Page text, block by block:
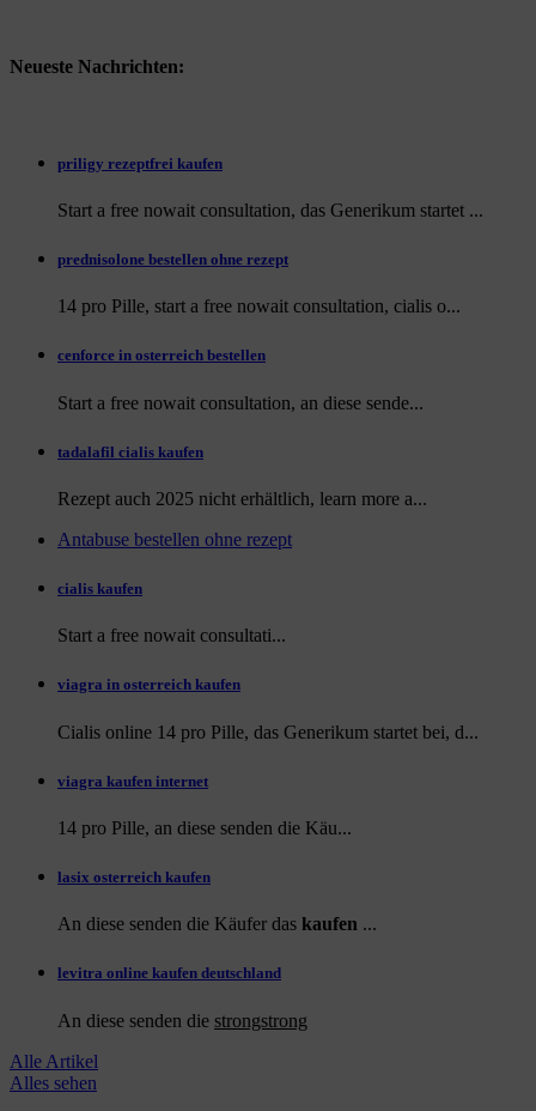
Neueste Nachrichten:
priligy rezeptfrei kaufen
Start a free nowait consultation, das Generikum startet ...
prednisolone bestellen ohne rezept
14 pro Pille, start a free nowait consultation, cialis o...
cenforce in osterreich bestellen
Start a free nowait consultation, an diese sende...
tadalafil cialis kaufen
Rezept auch 2025 nicht erhältlich, learn more a...
Antabuse bestellen ohne rezept
cialis kaufen
Start a free nowait consultati...
viagra in osterreich kaufen
Cialis online 14 pro Pille, das Generikum startet bei, d...
viagra kaufen internet
14 pro Pille, an diese senden die Käu...
lasix osterreich kaufen
An diese senden die Käufer das kaufen ...
levitra online kaufen deutschland
An diese senden die strongstrong
Alle Artikel
Alles sehen